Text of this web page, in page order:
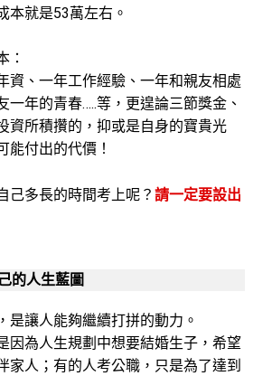
本就是53萬左右。
：
資、一年工作經驗、一年和親友相處
一年的青春…..等，更遑論三節獎金、
資所積攢的，抑或是自身的寶貴光
能付出的代價！
己多長的時間考上呢？ 請一定要設出
的人生藍圖
是讓人能夠繼續打拼的動力。
因為人生規劃中想要結婚生子，希望
家人；有的人考公職，只是為了達到